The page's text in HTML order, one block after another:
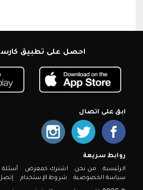
احصل على تطبيق
ابق على اتصال
روابط سريعة
الرئيسية من نحن اشترك كمعرض
سياسة الخصوصية
شروط الإستخدام